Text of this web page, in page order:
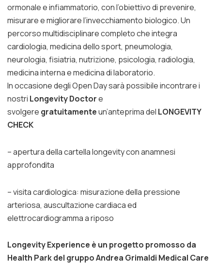
ormonale e infiammatorio, con l’obiettivo di prevenire,
misurare e migliorare l’invecchiamento biologico. Un
percorso multidisciplinare completo che integra
cardiologia, medicina dello sport, pneumologia,
neurologia, fisiatria, nutrizione, psicologia, radiologia,
medicina interna e medicina di laboratorio.
In occasione degli Open Day sarà possibile incontrare i
nostri Longevity Doctore
svolgere gratuitamenteun’anteprima del LONGEVITY
CHECK
– apertura della cartella longevity con anamnesi
approfondita
– visita cardiologica: misurazione della pressione
arteriosa, auscultazione cardiaca ed
elettrocardiogramma a riposo
Longevity Experience è un progetto promosso da
Health Park del gruppo Andrea Grimaldi Medical Care